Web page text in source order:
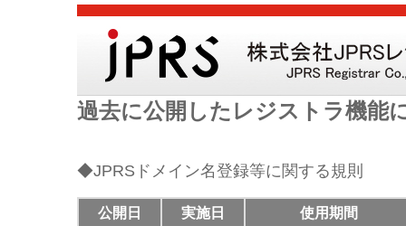
過去に公開したレジストラ機能
◆JPRSドメイン名登録等に関する規則
公開日 実施日
使用期間